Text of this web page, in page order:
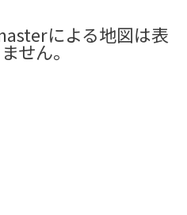
による地図は表
せん。